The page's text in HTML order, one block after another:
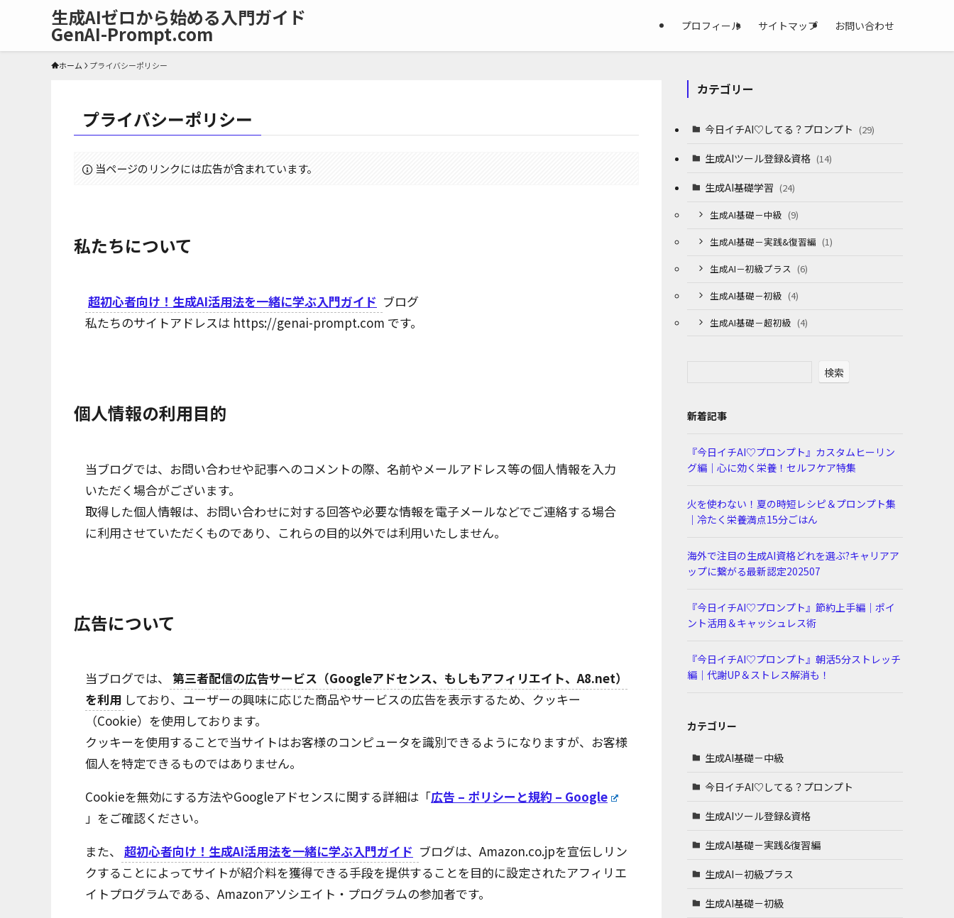
生成AIゼロから始める入門ガイド
GenAI-Prompt.com プロフィール サイトマップ お問い合わせ
ホーム プライバシーポリシー
プライバシーポリシー
当ページのリンクには広告が含まれています。
私たちについて
超初心者向け！生成AI活用法を一緒に学ぶ入門ガイド ブログ
私たちのサイトアドレスは https://genai-prompt.com です。
個人情報の利用目的
当ブログでは、お問い合わせや記事へのコメントの際、名前やメールアドレス等の個人情報を入力
いただく場合がございます。
取得した個人情報は、お問い合わせに対する回答や必要な情報を電子メールなどでご連絡する場合
に利用させていただくものであり、これらの目的以外では利用いたしません。
広告について
当ブログでは、 第三者配信の広告サービス（Googleアドセンス、もしもアフィリエイト、A8.net）
を利用 しており、ユーザーの興味に応じた商品やサービスの広告を表示するため、クッキー
（Cookie）を使用しております。
クッキーを使用することで当サイトはお客様のコンピュータを識別できるようになりますが、お客様
個人を特定できるものではありません。
Cookieを無効にする方法やGoogleアドセンスに関する詳細は「広告 – ポリシーと規約 – Google
」をご確認ください。
また、 超初心者向け！生成AI活用法を一緒に学ぶ入門ガイド ブログは、Amazon.co.jpを宣伝しリン
クすることによってサイトが紹介料を獲得できる手段を提供することを目的に設定されたアフィリエ
イトプログラムである、Amazonアソシエイト・プログラムの参加者です。
カテゴリー
今日イチAI♡してる？プロンプト (29)
生成AIツール登録&資格 (14)
生成AI基礎学習 (24)
生成AI基礎－中級 (9)
生成AI基礎－実践&復習編 (1)
生成AI－初級プラス (6)
生成AI基礎－初級 (4)
生成AI基礎－超初級 (4)
検索
新着記事
『今日イチAI♡プロンプト』カスタムヒーリン
グ編｜心に効く栄養！セルフケア特集
火を使わない！夏の時短レシピ＆プロンプト集
｜冷たく栄養満点15分ごはん
海外で注目の生成AI資格どれを選ぶ?キャリアア
ップに繋がる最新認定202507
『今日イチAI♡プロンプト』節約上手編｜ポイ
ント活用＆キャッシュレス術
『今日イチAI♡プロンプト』朝活5分ストレッチ
編｜代謝UP＆ストレス解消も！
カテゴリー
生成AI基礎－中級
今日イチAI♡してる？プロンプト
生成AIツール登録&資格
生成AI基礎－実践&復習編
生成AI－初級プラス
生成AI基礎－初級